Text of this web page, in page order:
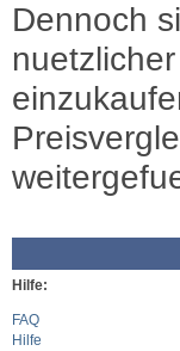
Dennoch
Hilfe:
FAQ
Hilfe